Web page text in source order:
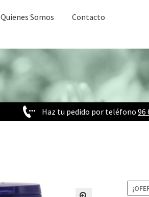
Quienes Somos Contacto
Haz tu pedido por teléfono96